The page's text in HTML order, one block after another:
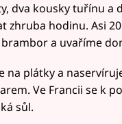
dva kousky tuřínu a
zhruba hodinu. Asi
a uvaříme
na plátky a
Ve Francii se k
sůl.